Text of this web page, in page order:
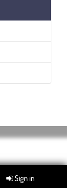
Sign in